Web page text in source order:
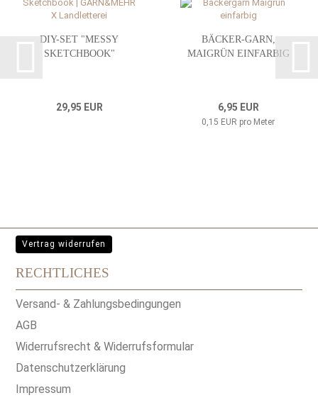
DIY-SET "MESSY
SKETCHBOOK"
29,95 EUR
BÄCKER-GARN,
MAIGRÜN EINFARBIG
6,95 EUR
0,15 EUR pro Meter
Vertrag widerrufen
RECHTLICHES
Versand- & Zahlungsbedingungen
AGB
Widerrufsrecht & Widerrufsformular
Datenschutzerklärung
Impressum